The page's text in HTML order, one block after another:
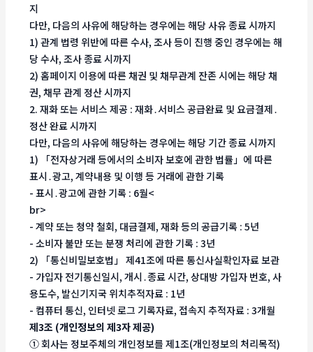
지
다만, 다음의 사유에 해당하는 경우에는 해당 사유 종료 시까지
1) 관계 법령 위반에 따른 수사, 조사 등이 진행 중인 경우에는 해
당 수사, 조사 종료 시까지
2) 홈페이지 이용에 따른 채권 및 채무관계 잔존 시에는 해당 채
권, 채무 관계 정산 시까지
2. 재화 또는 서비스 제공 : 재화․서비스 공급완료 및 요금결제․
정산 완료 시까지
다만, 다음의 사유에 해당하는 경우에는 해당 기간 종료 시까지
1) 「전자상거래 등에서의 소비자 보호에 관한 법률」에 따른
표시․광고, 계약내용 및 이행 등 거래에 관한 기록
- 표시․광고에 관한 기록 : 6월<
br>
- 계약 또는 청약 철회, 대금결제, 재화 등의 공급기록 : 5년
- 소비자 불만 또는 분쟁 처리에 관한 기록 : 3년
2) 「통신비밀보호법」 제41조에 따른 통신사실확인자료 보관
- 가입자 전기통신일시, 개시․종료 시간, 상대방 가입자 번호, 사
용도수, 발신기지국 위치추적자료 : 1년
- 컴퓨터 통신, 인터넷 로그 기록자료, 접속지 추적자료 : 3개월
제3조 (개인정보의 제3자 제공)
① 회사는 정보주체의 개인정보를 제1조(개인정보의 처리목적)